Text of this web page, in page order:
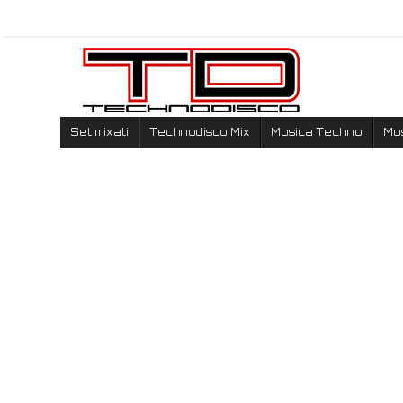
Set mixati Technodisco Mix Musica Techno